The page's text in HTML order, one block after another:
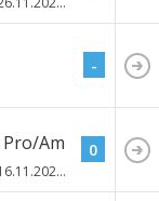
-
Am 0